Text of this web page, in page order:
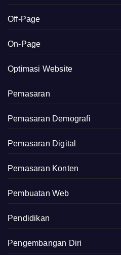
Off-Page
On-Page
Optimasi Website
Pemasaran
Pemasaran Demografi
Pemasaran Digital
Pemasaran Konten
Pembuatan Web
Pendidikan
Pengembangan Diri